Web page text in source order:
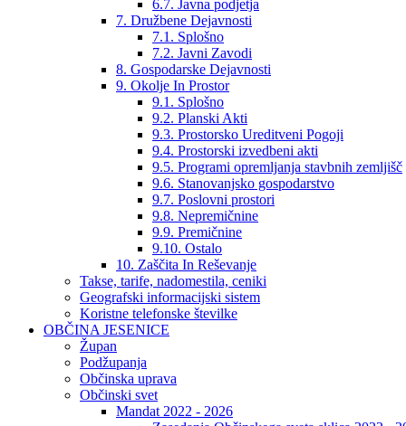
6.7. Javna podjetja
7. Družbene Dejavnosti
7.1. Splošno
7.2. Javni Zavodi
8. Gospodarske Dejavnosti
9. Okolje In Prostor
9.1. Splošno
9.2. Planski Akti
9.3. Prostorsko Ureditveni Pogoji
9.4. Prostorski izvedbeni akti
9.5. Programi opremljanja stavbnih zemljišč
9.6. Stanovanjsko gospodarstvo
9.7. Poslovni prostori
9.8. Nepremičnine
9.9. Premičnine
9.10. Ostalo
10. Zaščita In Reševanje
Takse, tarife, nadomestila, ceniki
Geografski informacijski sistem
Koristne telefonske številke
OBČINA JESENICE
Župan
Podžupanja
Občinska uprava
Občinski svet
Mandat 2022 - 2026